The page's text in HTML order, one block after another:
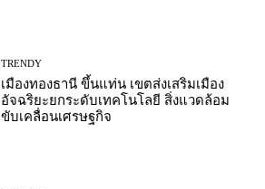
TRENDY
เมืองทองธานี ขึ้นแท่น เขตส่งเสริมเมือง
อัจฉริยะยกระดับเทคโนโลยี สิ่งแวดล้อม
ขับเคลื่อนเศรษฐกิจ